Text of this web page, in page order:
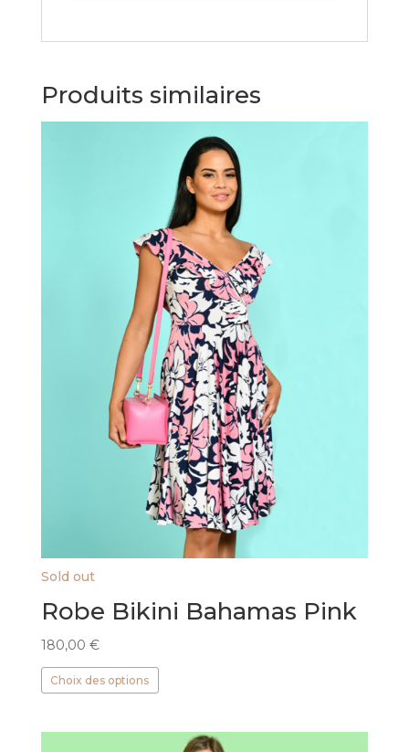
Produits similaires
Sold out
Robe Bikini Bahamas Pink
180,00 €
Choix des options
Ce
plusieurs